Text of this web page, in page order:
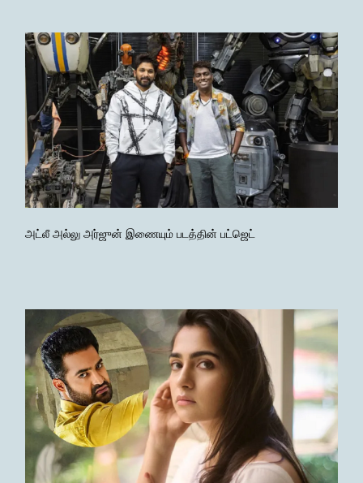
அட்லீ அல்லு அர்ஜுன் இணையும் படத்தின் பட்ஜெட்